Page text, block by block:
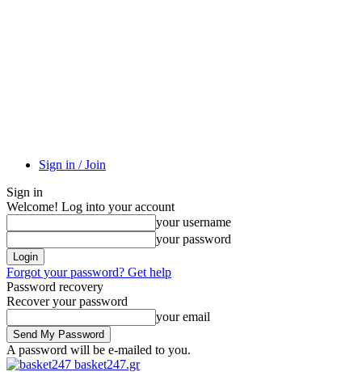
Sign in / Join
Sign in
Welcome! Log into your account
your username
your password
Forgot your password? Get help
Password recovery
Recover your password
your email
A password will be e-mailed to you.
basket247.gr